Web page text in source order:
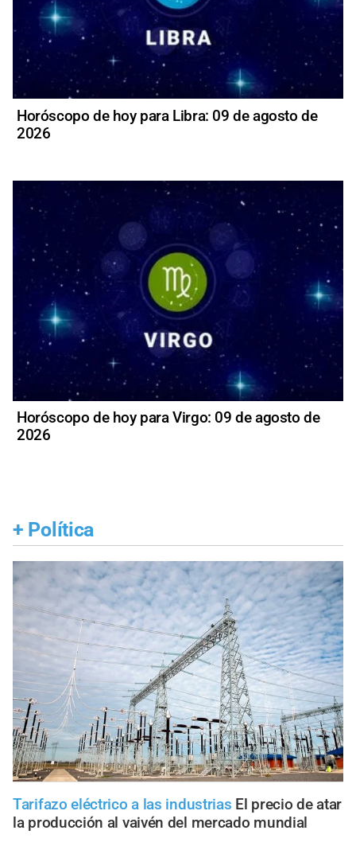
Horóscopo de hoy para Libra: 09 de agosto de
2026
Horóscopo de hoy para Virgo: 09 de agosto de
2026
+ Política
Tarifazo eléctrico a las industrias El precio de atar
la producción al vaivén del mercado mundial